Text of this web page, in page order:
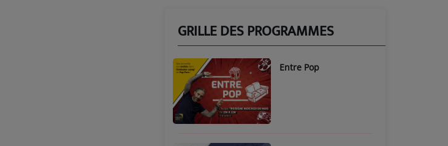
GRILLE DES PROGRAMMES
Entre Pop